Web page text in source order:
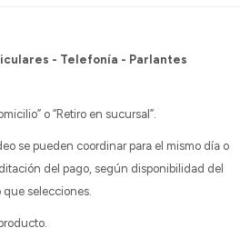
- Telefonía - Parlantes
o “Retiro en sucursal”.
se pueden coordinar para el mismo día o
del pago, según disponibilidad del
selecciones.